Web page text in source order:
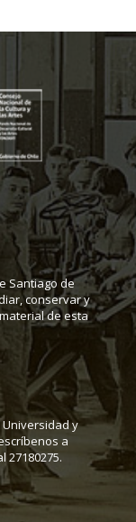
Santiago de
conservar y
de esta
y
a
27180275.